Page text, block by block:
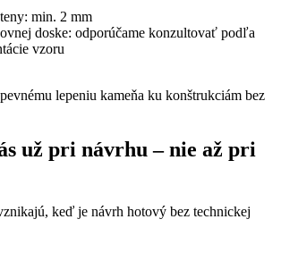
min. 2 mm
doske: odporúčame konzultovať podľa
vzoru
lepeniu kameňa ku konštrukciám bez
už pri návrhu – nie až pri
keď je návrh hotový bez technickej